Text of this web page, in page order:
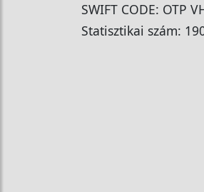
SWIFT CODE: OTP
Statisztikai szám: